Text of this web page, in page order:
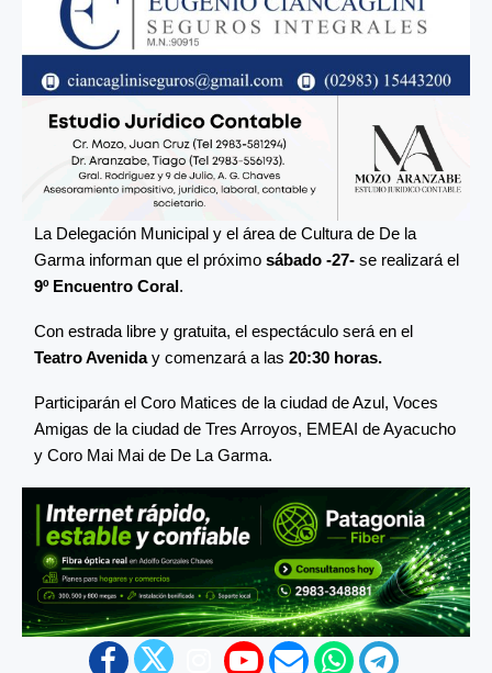
La Delegación Municipal y el área de Cultura de De la
Garma informan que el próximo sábado -27- se realizará el
9º Encuentro Coral.
Con estrada libre y gratuita, el espectáculo será en el
Teatro Aveniday comenzará a las 20:30 horas.
Participarán el Coro Matices de la ciudad de Azul, Voces
Amigas de la ciudad de Tres Arroyos, EMEAI de Ayacucho
y Coro Mai Mai de De La Garma.